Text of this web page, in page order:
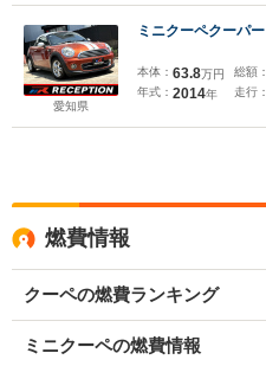
愛知県
ミニクーペクーパー
本体： 63.8万円
年式： 2014年
総額：
走行：
燃費情報
クーペの燃費ランキング
ミニクーペの燃費情報